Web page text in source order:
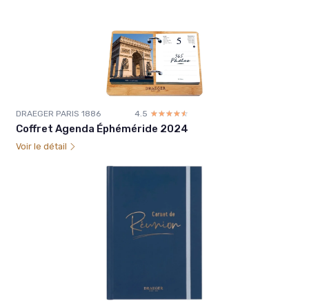
DRAEGER PARIS 1886 4.5 ☆☆☆☆☆
★★★★★
Coffret Agenda Éphéméride 2024
Voir le détail